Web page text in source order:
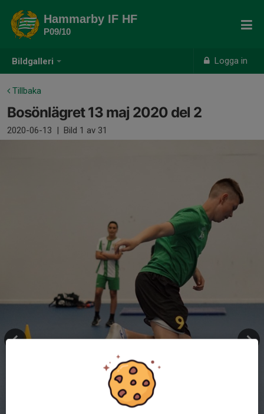
Bildgalleri Logga in
Hammarby IF HF
P09/10
Tillbaka
Bosönlägret 13 maj 2020 del 2
2020-06-13 | Bild 1 av 31